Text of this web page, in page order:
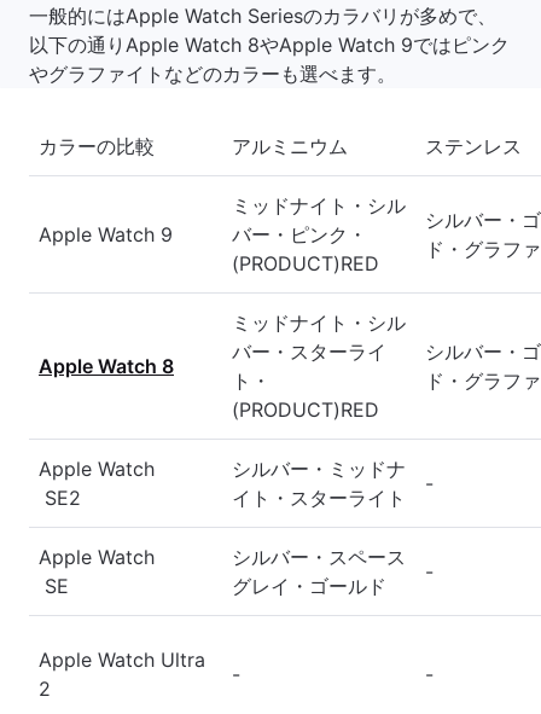
一般的にはApple Watch Seriesのカラバリが多めで、
以下の通りApple Watch 8やApple Watch 9ではピンク
やグラファイトなどのカラーも選べます。
カラーの比較 アルミニウム ステンレス
Apple Watch 9
ミッドナイト・シル
バー・ピンク・
(PRODUCT)RED
シルバー・
ド・グラフ
Apple Watch 8
ミッドナイト・シル
バー・スターライ
ト・
(PRODUCT)RED
シルバー・
ド・グラフ
Apple Watch
SE2
シルバー・ミッドナ
イト・スターライト
-
Apple Watch
SE
シルバー・スペース
グレイ・ゴールド
-
Apple Watch Ultra
2
- -